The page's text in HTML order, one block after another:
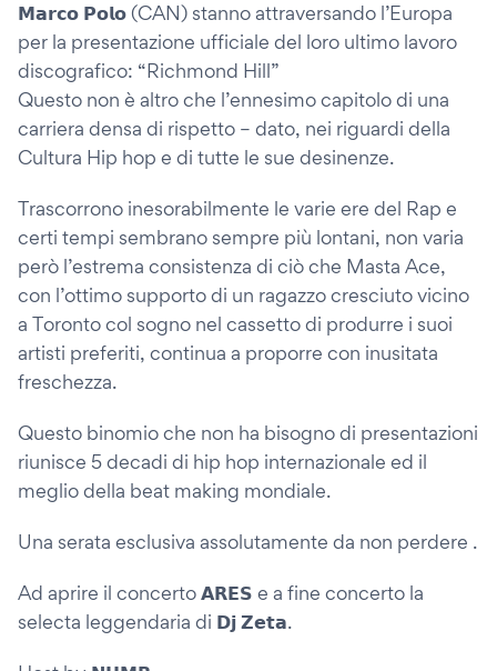
𝗠𝗮𝗿𝗰𝗼 𝗣𝗼𝗹𝗼 (CAN) stanno attraversando l’Europa
per la presentazione ufficiale del loro ultimo lavoro
discografico: “Richmond Hill”
Questo non è altro che l’ennesimo capitolo di una
carriera densa di rispetto – dato, nei riguardi della
Cultura Hip hop e di tutte le sue desinenze.
Trascorrono inesorabilmente le varie ere del Rap e
certi tempi sembrano sempre più lontani, non varia
però l’estrema consistenza di ciò che Masta Ace,
con l’ottimo supporto di un ragazzo cresciuto vicino
a Toronto col sogno nel cassetto di produrre i suoi
artisti preferiti, continua a proporre con inusitata
freschezza.
Questo binomio che non ha bisogno di presentazioni
riunisce 5 decadi di hip hop internazionale ed il
meglio della beat making mondiale.
Una serata esclusiva assolutamente da non perdere .
Ad aprire il concerto 𝗔𝗥𝗘𝗦 e a fine concerto la
selecta leggendaria di 𝗗𝗷 𝗭𝗲𝘁𝗮.